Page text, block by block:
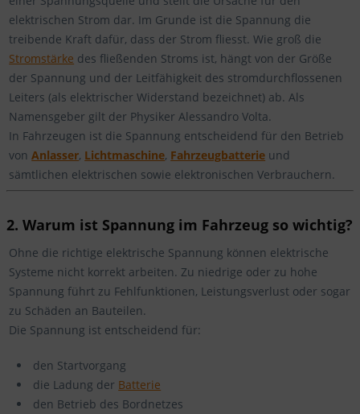
elektrischen Strom dar. Im Grunde ist die Spannung die
treibende Kraft dafür, dass der Strom fliesst. Wie groß die
Stromstärke des fließenden Stroms ist, hängt von der Größe
der Spannung und der Leitfähigkeit des stromdurchflossenen
Leiters (als elektrischer Widerstand bezeichnet) ab. Als
Namensgeber gilt der Physiker Alessandro Volta.
In Fahrzeugen ist die Spannung entscheidend für den Betrieb
vonAnlasser, Lichtmaschine, Fahrzeugbatterie und
sämtlichen elektrischen sowie elektronischen Verbrauchern.
2. Warum ist Spannung im Fahrzeug so wichtig?
Ohne die richtige elektrische Spannung können elektrische
Systeme nicht korrekt arbeiten. Zu niedrige oder zu hohe
Spannung führt zu Fehlfunktionen, Leistungsverlust oder sogar
zu Schäden an Bauteilen.
Die Spannung ist entscheidend für:
den Startvorgang
die Ladung der Batterie
den Betrieb des Bordnetzes